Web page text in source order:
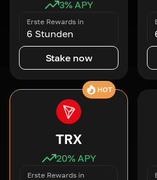
3% APY
Erste Rewards in
6 Stunden
Stake now
HOT
TRX
20% APY
Erste Rewards in